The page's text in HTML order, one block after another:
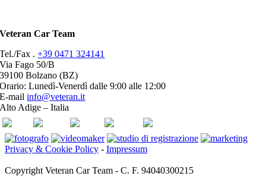
Veteran Car Team
Tel./Fax .+39 0471 324141
Via Fago 50/B
39100 Bolzano (BZ)
Orario: Lunedì-Venerdì dalle 9:00 alle 12:00
E-mailinfo@veteran.it
Alto Adige – Italia
ASI
FIVA ACI youtube facebook
Privacy & Cookie Policy - Impressum
Copyright Veteran Car Team - C. F. 94040300215